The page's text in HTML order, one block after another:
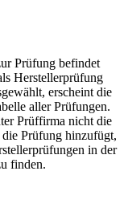
Prüfung befindet
Herstellerprüfung
erscheint die
aller Prüfungen.
Prüffirma nicht die
Prüfung hinzufügt,
in der
finden.